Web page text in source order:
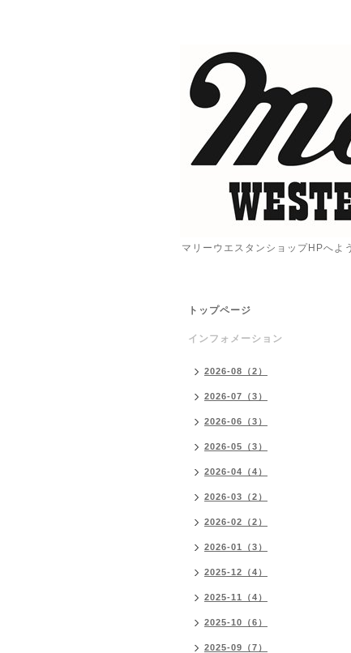
マリーウエスタンショップHPへよ
トップページ
インフォメーション
2026-08（2）
2026-07（3）
2026-06（3）
2026-05（3）
2026-04（4）
2026-03（2）
2026-02（2）
2026-01（3）
2025-12（4）
2025-11（4）
2025-10（6）
2025-09（7）